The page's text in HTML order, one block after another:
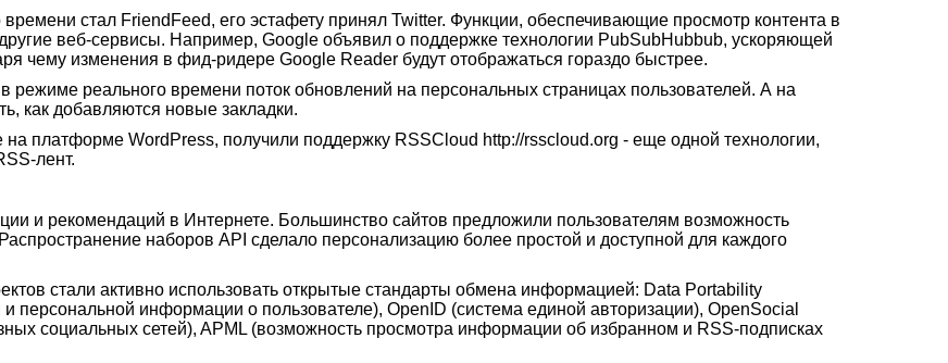
стал FriendFeed, его эстафету принял Twitter. Функции, обеспечивающие просмотр контента в
веб-сервисы. Например, Google объявил о поддержке технологии PubSubHubbub, ускоряющей
чему изменения в фид-ридере Google Reader будут отображаться гораздо быстрее.
режиме реального времени поток обновлений на персональных страницах пользователей. А на
как добавляются новые закладки.
платформе WordPress, получили поддержку RSSCloud http://rsscloud.org - еще одной технологии,
лент.
и рекомендаций в Интернете. Большинство сайтов предложили пользователям возможность
наборов API сделало персонализацию более простой и доступной для каждого
стали активно использовать открытые стандарты обмена информацией: Data Portability
персональной информации о пользователе), OpenID (система единой авторизации), OpenSocial
социальных сетей), APML (возможность просмотра информации об избранном и RSS-подписках